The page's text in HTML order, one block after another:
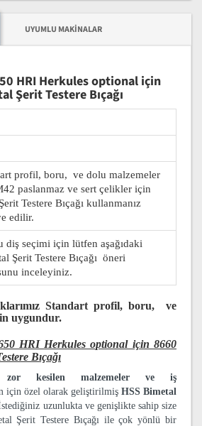
UYUMLU MAKINALAR
HRI Herkules optional için
Şerit Testere Bıçağı
profil, boru, ve dolu malzemeler
paslanmaz ve sert çelikler için
Testere Bıçağı kullanmanız
edilir.
diş seçimi için lütfen aşağıdaki
Şerit Testere Bıçağı öneri
inceleyiniz.
Standart profil, boru, ve
uygundur.
HRI Herkules optional için 8660
Bıçağı
zor kesilen malzemeler ve iş
için özel olarak geliştirilmiş HSS Bimetal
uzunlukta ve genişlikte sahip size
Şerit Testere Bıçağı ile çok yönlü bir